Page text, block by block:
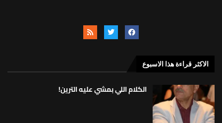
الاكثر قراءة هذا الاسبوع
الكلام اللي بمشي عليه الترين!